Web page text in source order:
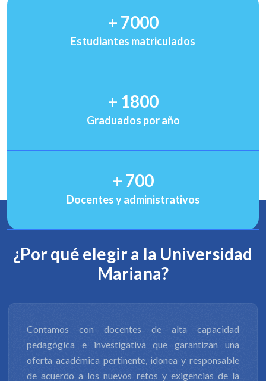
+ 7000
Estudiantes matriculados
+ 1800
Graduados por año
+ 700
Docentes y administrativos
¿Por qué elegir a la Universidad
Mariana?
La productividad de nuestra investigación
y tecnológica, y la innovación, nos permite
al desarrollo económico, social, productivo,
y ambiental de diversos entornos, además